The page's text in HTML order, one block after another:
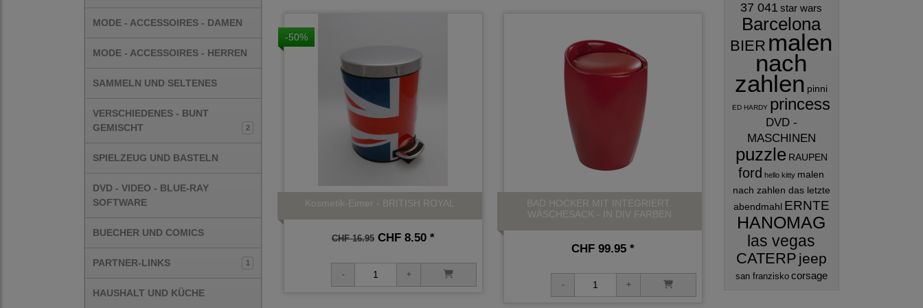
MODE - ACCESSOIRES - DAMEN
MODE - ACCESSOIRES - HERREN
SAMMELN UND SELTENES
VERSCHIEDENES - BUNT
GEMISCHT
2
SPIELZEUG UND BASTELN
DVD - VIDEO - BLUE-RAY
SOFTWARE
BUECHER UND COMICS
PARTNER-LINKS 1
HAUSHALT UND KÜCHE
-50%
Kosmetik-Eimer - BRITISH ROYAL
CHF 16.95CHF 8.50 *
BAD HOCKER MIT INTEGRIERT.
WÄSCHESACK - IN DIV FARBEN
CHF 99.95 *
37 041 star wars
Barcelona
BIER malen
nach
zahlen pinni
ED HARDY princess
DVD -
MASCHINEN
puzzle RAUPEN
ford hello kitty malen
nach zahlen das letzte
abendmahl ERNTE
HANOMAG
las vegas
CATERP jeep
san franzisko corsage